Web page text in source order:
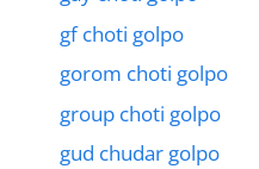
gf choti golpo
gorom choti golpo
group choti golpo
gud chudar golpo